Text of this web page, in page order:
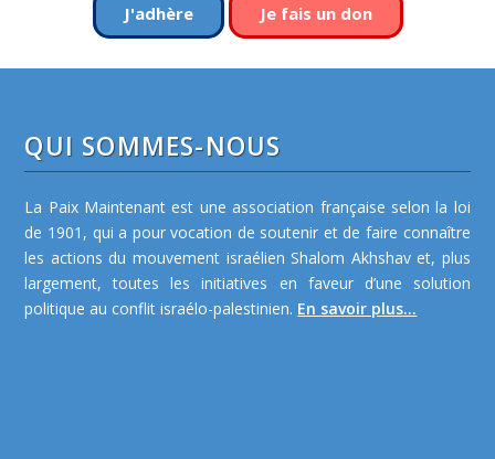
J'adhère Je fais un don
QUI SOMMES-NOUS
La Paix Maintenant est une association française selon la loi
de 1901, qui a pour vocation de soutenir et de faire connaître
les actions du mouvement israélien Shalom Akhshav et, plus
largement, toutes les initiatives en faveur d’une solution
politique au conflit israélo-palestinien. En savoir plus...